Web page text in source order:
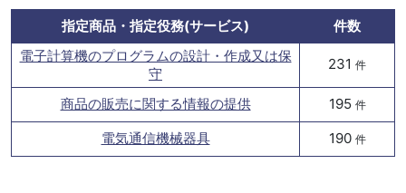
指定商品・指定役務(サービス)
件数
電子計算機のプログラムの設計・作成又は保
守
231 件
商品の販売に関する情報の提供 195 件
電気通信機械器具 190 件